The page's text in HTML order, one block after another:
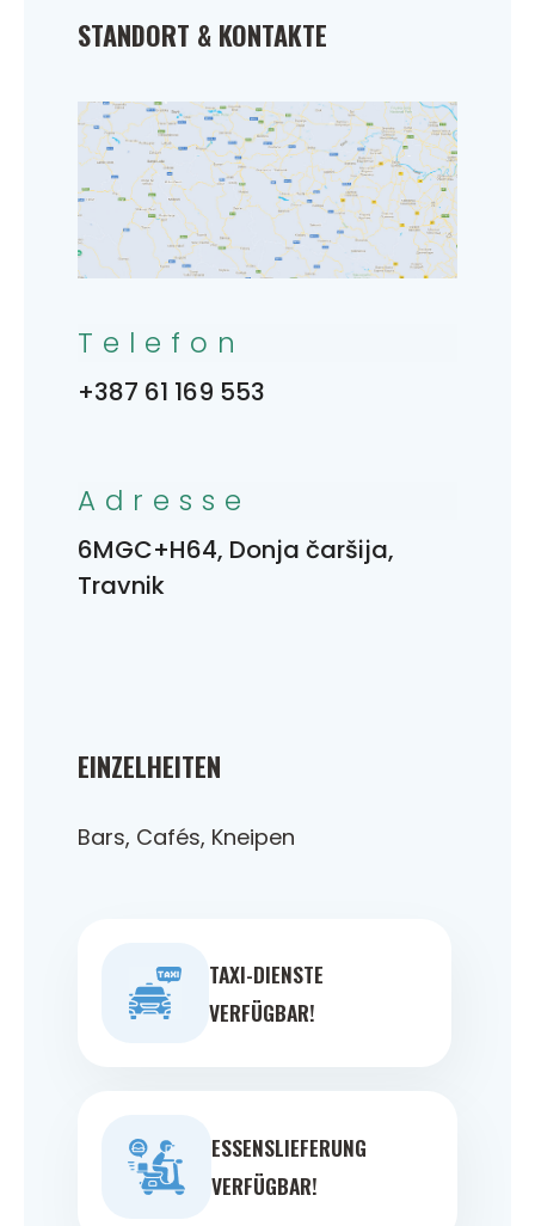
EINZELHEITEN
Bars, Cafés, Kneipen
TAXI-DIENSTE
VERFÜGBAR!
ESSENSLIEFERUNG
VERFÜGBAR!
STANDORT & KONTAKTE
Telefon
+387 61 169 553
Adresse
6MGC+H64, Donja čaršija,
Travnik